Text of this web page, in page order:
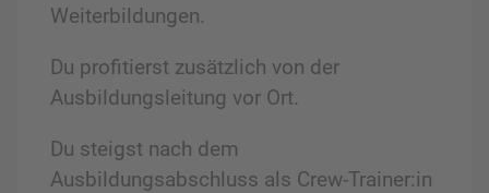
Weiterbildungen.
Du profitierst zusätzlich von der
Ausbildungsleitung vor Ort.
Du steigst nach dem
Ausbildungsabschluss als Crew-Trainer:in